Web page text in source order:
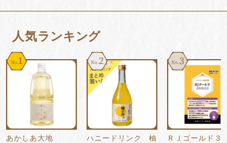
⼈気ランキング
あかしあ大地
ハニードリンク 柚
ＲＪゴールド３